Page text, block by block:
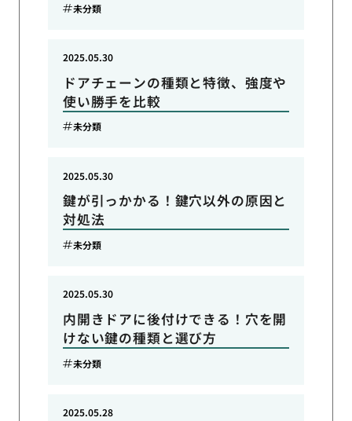
未分類
ドアチェーンの種類と特徴、強度や
使い勝手を比較
2025.05.30
未分類
鍵が引っかかる！鍵穴以外の原因と
対処法
2025.05.30
未分類
内開きドアに後付けできる！穴を開
けない鍵の種類と選び方
2025.05.30
未分類
2025.05.28